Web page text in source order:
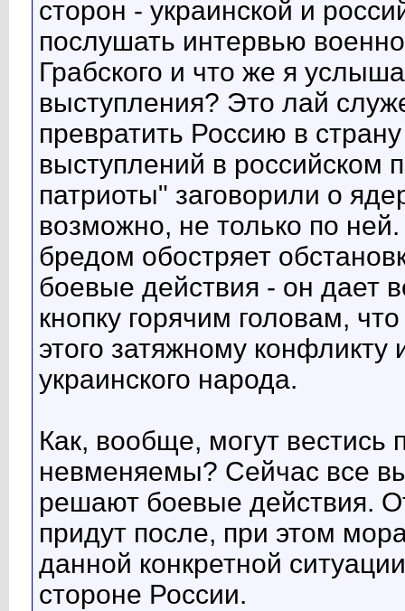
сторон - украинской и
послушать интервью
Грабского и что же я
выступления? Это лай
превратить Россию в
выступлений в российском
патриоты" заговорили о
возможно, не только по
бредом обостряет
боевые действия - он дает
кнопку горячим головам,
этого затяжному конфликту
украинского народа.
Как, вообще, могут
невменяемы? Сейчас все
решают боевые действия.
придут после, при этом
данной конкретной
стороне России.